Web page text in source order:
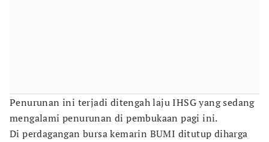
Penurunan ini terjadi ditengah laju IHSG yang sedang
mengalami penurunan di pembukaan pagi ini.
Di perdagangan bursa kemarin BUMI ditutup diharga